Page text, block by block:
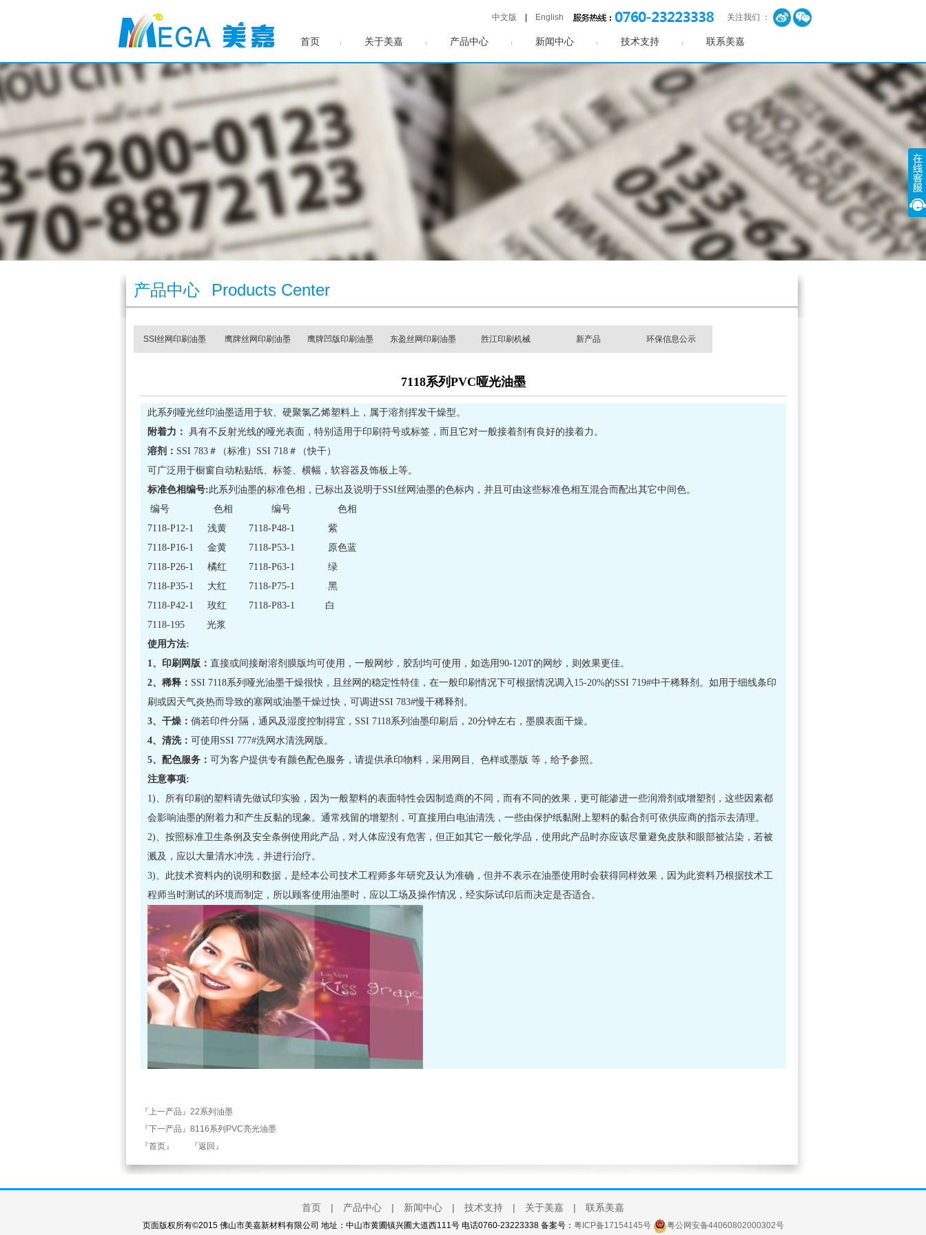
中文版 English 关注我们 ：
首页 关于美嘉 产品中心 新闻中心 技术支持 联系美嘉
产品中心 Products Center
SSI丝网印刷油墨 鹰牌丝网印刷油墨 鹰牌凹版印刷油墨 东盈丝网印刷油墨 胜江印刷机械 新产品 环保信息公示
7118系列PVC哑光油墨
此系列哑光丝印油墨适用于软、硬聚氯乙烯塑料上，属于溶剂挥发干燥型。
附着力： 具有不反射光线的哑光表面，特别适用于印刷符号或标签，而且它对一般接着剂有良好的接着力。
溶剂： SSI 783＃（标准）SSI 718＃（快干）
可广泛用于橱窗自动粘贴纸、标签、横幅，软容器及饰板上等。
标准色相编号:此系列油墨的标准色相，已标出及说明于SSI丝网油墨的色标内，并且可由这些标准色相互混合而配出其它中间色。
编号 色相 编号 色相
7118-P12-1 浅黄 7118-P48-1 紫
7118-P16-1 金黄 7118-P53-1 原色蓝
7118-P26-1 橘红 7118-P63-1 绿
7118-P35-1 大红 7118-P75-1 黑
7118-P42-1 玫红 7118-P83-1 白
7118-195 光浆
使用方法:
1、印刷网版： 直接或间接耐溶剂膜版均可使用，一般网纱，胶刮均可使用，如选用90-120T的网纱，则效果更佳。
2、稀释： SSI 7118系列哑光油墨干燥很快，且丝网的稳定性特佳，在一般印刷情况下可根据情况调入15-20%的SSI 719#中干稀释剂。如用于细线条印
刷或因天气炎热而导致的塞网或油墨干燥过快，可调进SSI 783#慢干稀释剂。
3、干燥： 倘若印件分隔，通风及湿度控制得宜，SSI 7118系列油墨印刷后，20分钟左右，墨膜表面干燥。
4、清洗： 可使用SSI 777#洗网水清洗网版。
5、配色服务： 可为客户提供专有颜色配色服务，请提供承印物料，采用网目、色样或墨版 等，给予参照。
注意事项:
1)、所有印刷的塑料请先做试印实验，因为一般塑料的表面特性会因制造商的不同，而有不同的效果，更可能渗进一些润滑剂或增塑剂，这些因素都
会影响油墨的附着力和产生反黏的现象。通常残留的增塑剂，可直接用白电油清洗，一些由保护纸黏附上塑料的黏合剂可依供应商的指示去清理。
2)、按照标准卫生条例及安全条例使用此产品，对人体应没有危害，但正如其它一般化学品，使用此产品时亦应该尽量避免皮肤和眼部被沾染，若被
溅及，应以大量清水冲洗，并进行治疗。
3)、此技术资料内的说明和数据，是经本公司技术工程师多年研究及认为准确，但并不表示在油墨使用时会获得同样效果，因为此资料乃根据技术工
程师当时测试的环境而制定，所以顾客使用油墨时，应以工场及操作情况，经实际试印后而决定是否适合。
『上一产品』22系列油墨
『下一产品』8116系列PVC亮光油墨
『首页』
『返回』
首页 | 产品中心 | 新闻中心 | 技术支持 | 关于美嘉 | 联系美嘉
页面版权所有©2015 佛山市美嘉新材料有限公司 地址：中山市黄圃镇兴圃大道西111号 电话0760-23223338 备案号： 粤ICP备17154145号 粤公网安备44060802000302号